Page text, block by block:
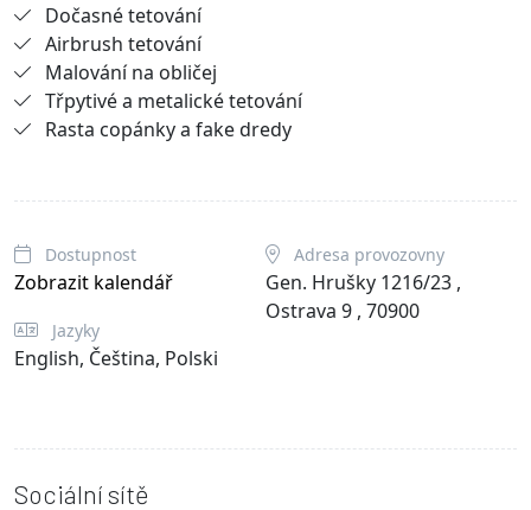
Dočasné tetování
Airbrush tetování
Malování na obličej
Třpytivé a metalické tetování
Rasta copánky a fake dredy
Dostupnost
Zobrazit kalendář
Jazyky
English, Čeština, Polski
Adresa provozovny
Gen. Hrušky 1216/23 ,
Ostrava 9 , 70900
Sociální sítě